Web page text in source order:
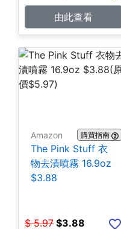
由此查看
Amazon 購買指南
The Pink Stuff 衣
物去漬噴霧 16.9oz
$3.88
$ 5.97 $3.88